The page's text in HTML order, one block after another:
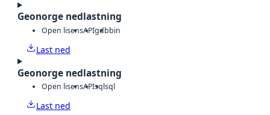
Geonorge nedlastning
Open lisensAPIgdbbin
Last ned
Geonorge nedlastning
Open lisensAPIsqlsql
Last ned